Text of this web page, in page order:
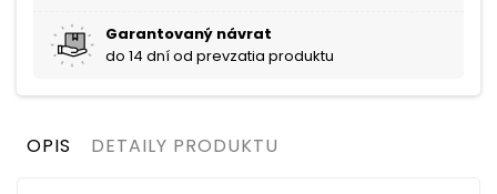
Garantovaný návrat
do 14 dní od prevzatia produktu
OPIS DETAILY PRODUKTU